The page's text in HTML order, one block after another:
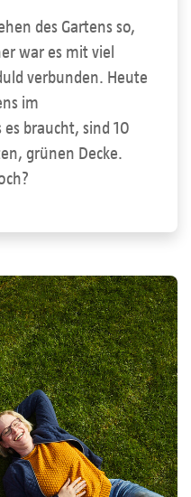
des Gartens so,
war es mit viel
verbunden. Heute
im
braucht, sind 10
grünen Decke.